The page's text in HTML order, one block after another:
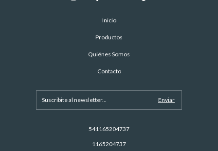
Inicio
Productos
Quiénes Somos
Contacto
541165204737
1165204737